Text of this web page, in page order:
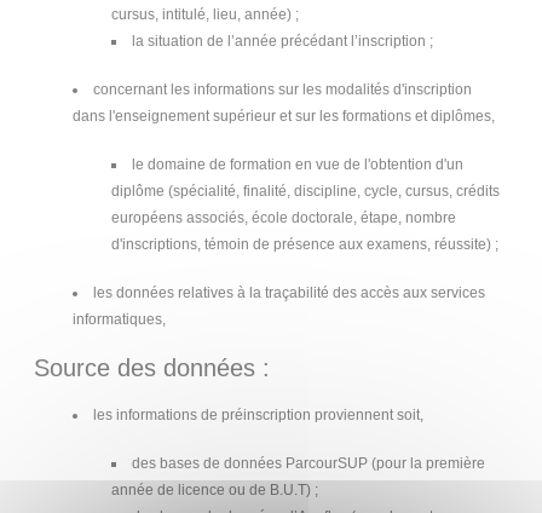
cursus, intitulé, lieu, année) ;
la situation de l’année précédant l’inscription ;
concernant les informations sur les modalités d'inscription
dans l'enseignement supérieur et sur les formations et diplômes,
le domaine de formation en vue de l'obtention d'un
diplôme (spécialité, finalité, discipline, cycle, cursus, crédits
européens associés, école doctorale, étape, nombre
d'inscriptions, témoin de présence aux examens, réussite) ;
les données relatives à la traçabilité des accès aux services
informatiques,
Source des données :
les informations de préinscription proviennent soit,
des bases de données ParcourSUP (pour la première
année de licence ou de B.U.T) ;